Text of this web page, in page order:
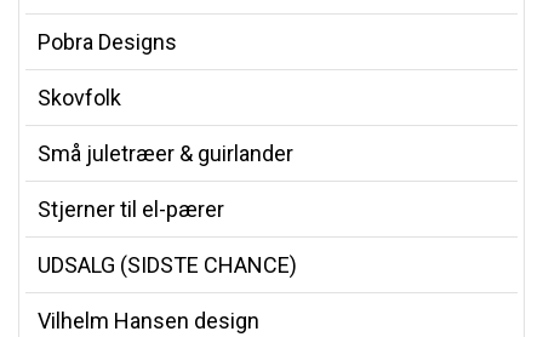
Pobra Designs
Skovfolk
Små juletræer & guirlander
Stjerner til el-pærer
UDSALG (SIDSTE CHANCE)
Vilhelm Hansen design